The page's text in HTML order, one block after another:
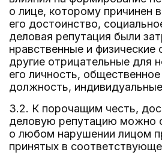
о лице, которому причинен
его достоинство,
деловая репутация были
нравственные и физические
другие отрицательные для
его личность,
должность,
3.2. К порочащим честь,
деловую репутацию можно
о любом нарушении лицом
принятых в